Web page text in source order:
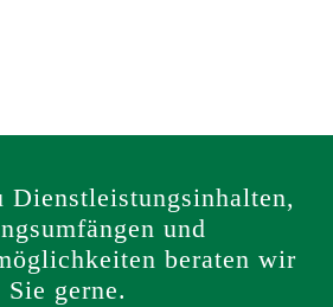
Dienstleistungsinhalten,
und
beraten wir
Sie gerne.